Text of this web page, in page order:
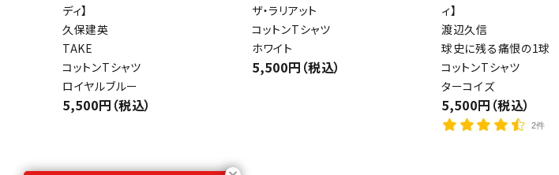
ディ】
久保建英
TAKE
コットンTシャツ
ロイヤルブルー
5,500円（税込）
ザ・ラリアット
コットンTシャツ
ホワイト
5,500円（税込）
ィ】
渡辺久信
球史に残る痛恨の1球
コットンTシャツ
ターコイズ
5,500円（税込）
2件